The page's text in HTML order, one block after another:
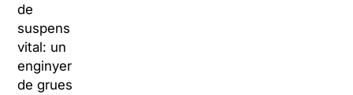
de
suspens
vital: un
enginyer
de grues